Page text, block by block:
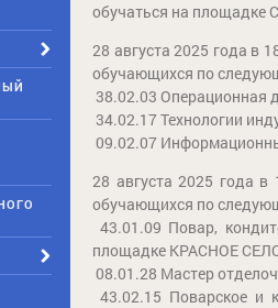
обучаться на площадке
28 августа 2025 года в
обучающихся по
38.02.03 Операционная
34.02.17 Технологии
09.02.07
28 августа 2025 года
обучающихся по
43.01.09 Повар,
площадке КРАСНОЕ
08.01.28 Мастер
43.02.15 Поварское и